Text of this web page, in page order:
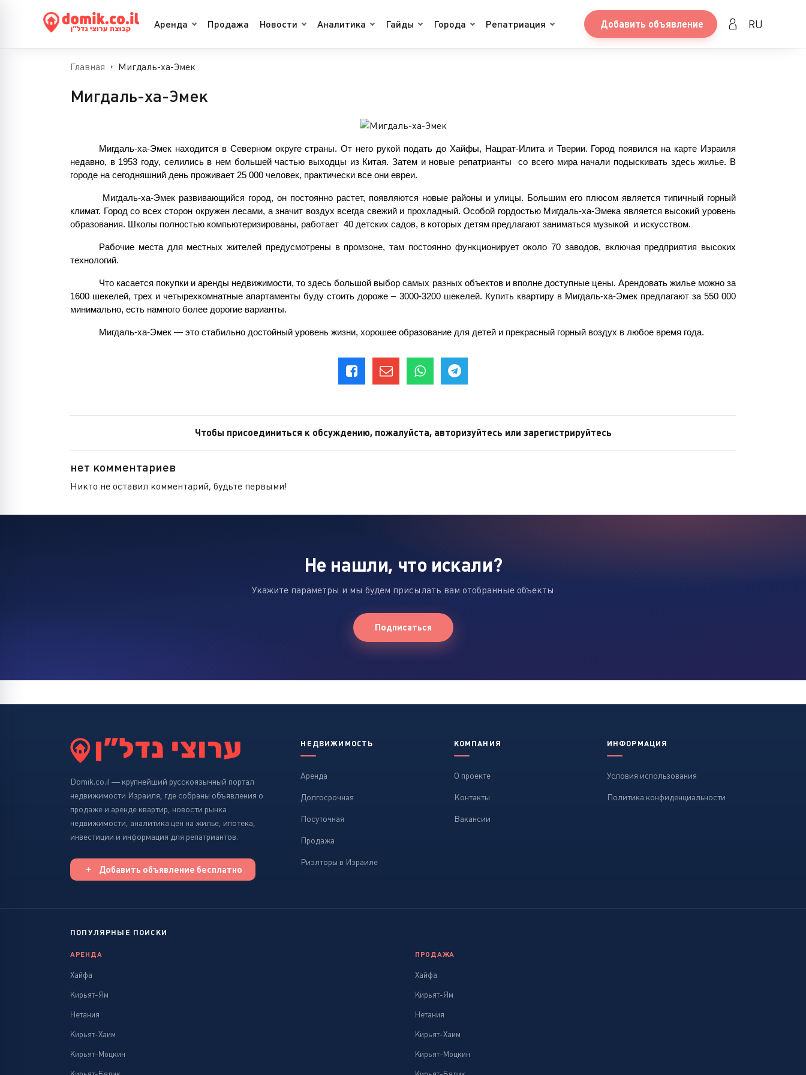
Аренда Продажа Новости Аналитика Гайды Города Репатриация Добавить объявление RU
Главная Мигдаль-ха-Эмек
Мигдаль-ха-Эмек
Мигдаль-ха-Эмек находится в Северном округе страны. От него рукой подать до Хайфы, Нацрат-Илита и Тверии. Город появился на карте Израиля
недавно, в 1953 году, селились в нем большей частью выходцы из Китая. Затем и новые репатрианты  со всего мира начали подыскивать здесь жилье. В
городе на сегодняшний день проживает 25 000 человек, практически все они евреи.
Мигдаль-ха-Эмек развивающийся город, он постоянно растет, появляются новые районы и улицы. Большим его плюсом является типичный горный
климат. Город со всех сторон окружен лесами, а значит воздух всегда свежий и прохладный. Особой гордостью Мигдаль-ха-Эмека является высокий уровень
образования. Школы полностью компьютеризированы, работает  40 детских садов, в которых детям предлагают заниматься музыкой  и искусством.
Рабочие места для местных жителей предусмотрены в промзоне, там постоянно функционирует около 70 заводов, включая предприятия высоких
технологий.
Что касается покупки и аренды недвижимости, то здесь большой выбор самых разных объектов и вполне доступные цены. Арендовать жилье можно за
1600 шекелей, трех и четырехкомнатные апартаменты буду стоить дороже – 3000-3200 шекелей. Купить квартиру в Мигдаль-ха-Эмек предлагают за 550 000
минимально, есть намного более дорогие варианты.
Мигдаль-ха-Эмек — это стабильно достойный уровень жизни, хорошее образование для детей и прекрасный горный воздух в любое время года.
Чтобы присоединиться к обсуждению, пожалуйста, авторизуйтесь или зарегистрируйтесь
нет комментариев
Никто не оставил комментарий, будьте первыми!
Не нашли, что искали?
Укажите параметры и мы будем присылать вам отобранные объекты
Подписаться
Domik.co.il — крупнейший русскоязычный портал
недвижимости Израиля, где собраны объявления о
продаже и аренде квартир, новости рынка
недвижимости, аналитика цен на жилье, ипотека,
инвестиции и информация для репатриантов.
Добавить объявление бесплатно
НЕДВИЖИМОСТЬ
Аренда
Долгосрочная
Посуточная
Продажа
Риэлторы в Израиле
КОМПАНИЯ
О проекте
Контакты
Вакансии
ИНФОРМАЦИЯ
Условия использования
Политика конфиденциальности
ПОПУЛЯРНЫЕ ПОИСКИ
АРЕНДА
Хайфа
Кирьят-Ям
Нетания
Кирьят-Хаим
Кирьят-Моцкин
ПРОДАЖА
Хайфа
Кирьят-Ям
Нетания
Кирьят-Хаим
Кирьят-Моцкин